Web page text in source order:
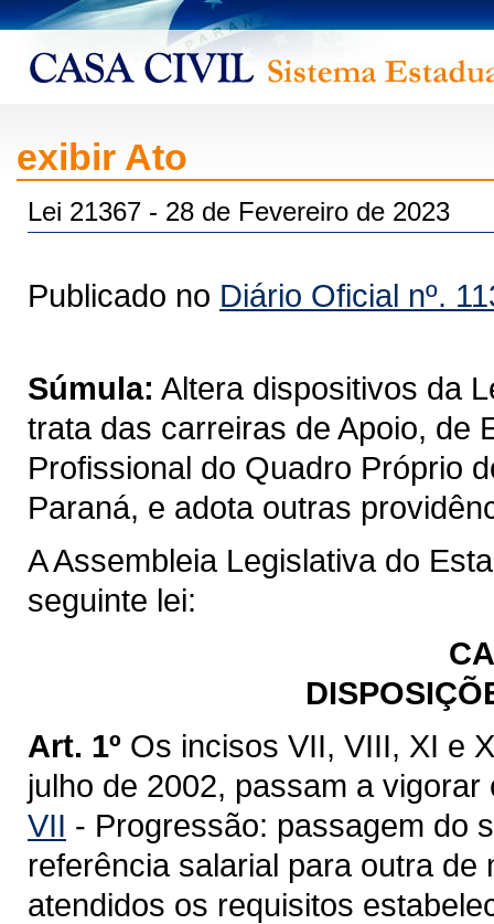
exibir Ato
Lei 21367 - 28 de Fevereiro de 2023
Publicado no Diário Oficial nº.
Súmula: Altera dispositivos da
trata das carreiras de Apoio, de
Profissional do Quadro Próprio
Paraná, e adota outras
A Assembleia Legislativa do
seguinte lei:
Art. 1º Os incisos VII, VIII, XI e
julho de 2002, passam a
VII - Progressão: passagem do
referência salarial para outra
atendidos os requisitos